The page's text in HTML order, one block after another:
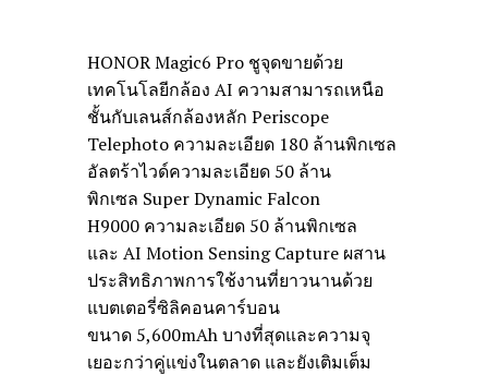
HONOR Magic6 Pro ชูจุดขายด้วย
เทคโนโลยีกล้อง AI ความสามารถเหนือ
ชั้นกับเลนส์กล้องหลัก Periscope
Telephoto ความละเอียด 180 ล้านพิกเซล
อัลตร้าไวด์ความละเอียด 50 ล้าน
พิกเซล Super Dynamic Falcon
H9000 ความละเอียด 50 ล้านพิกเซล
และ AI Motion Sensing Capture ผสาน
ประสิทธิภาพการใช้งานที่ยาวนานด้วย
แบตเตอรี่ซิลิคอนคาร์บอน
ขนาด 5,600mAh บางที่สุดและความจุ
เยอะกว่าคู่แข่งในตลาด และยังเติมเต็ม